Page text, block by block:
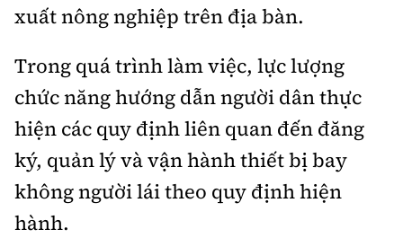
xuất nông nghiệp trên địa bàn.
Trong quá trình làm việc, lực lượng
chức năng hướng dẫn người dân thực
hiện các quy định liên quan đến đăng
ký, quản lý và vận hành thiết bị bay
không người lái theo quy định hiện
hành.